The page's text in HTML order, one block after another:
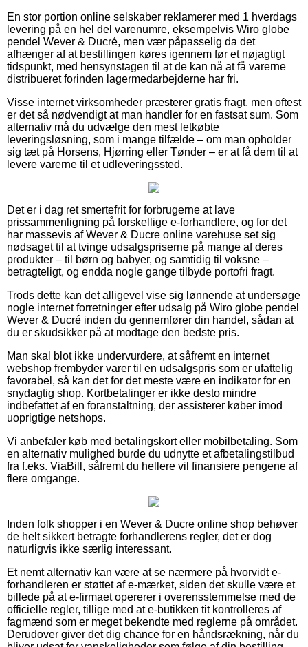
En stor portion online selskaber reklamerer med 1 hverdags
levering på en hel del varenumre, eksempelvis Wiro globe
pendel Wever & Ducré, men vær påpasselig da det
afhænger af at bestillingen køres igennem før et nøjagtigt
tidspunkt, med hensynstagen til at de kan nå at få varerne
distribueret forinden lagermedarbejderne har fri.
Visse internet virksomheder præsterer gratis fragt, men oftest
er det så nødvendigt at man handler for en fastsat sum. Som
alternativ må du udvælge den mest letkøbte
leveringsløsning, som i mange tilfælde – om man opholder
sig tæt på Horsens, Hjørring eller Tønder – er at få dem til at
levere varerne til et udleveringssted.
Det er i dag ret smertefrit for forbrugerne at lave
prissammenligning på forskellige e-forhandlere, og for det
har massevis af Wever & Ducre online varehuse set sig
nødsaget til at tvinge udsalgspriserne på mange af deres
produkter – til børn og babyer, og samtidig til voksne –
betragteligt, og endda nogle gange tilbyde portofri fragt.
Trods dette kan det alligevel vise sig lønnende at undersøge
nogle internet forretninger efter udsalg på Wiro globe pendel
Wever & Ducré inden du gennemfører din handel, sådan at
du er skudsikker på at modtage den bedste pris.
Man skal blot ikke undervurdere, at såfremt en internet
webshop frembyder varer til en udsalgspris som er ufattelig
favorabel, så kan det for det meste være en indikator for en
snydagtig shop. Kortbetalinger er ikke desto mindre
indbefattet af en foranstaltning, der assisterer køber imod
uoprigtige netshops.
Vi anbefaler køb med betalingskort eller mobilbetaling. Som
en alternativ mulighed burde du udnytte et afbetalingstilbud
fra f.eks. ViaBill, såfremt du hellere vil finansiere pengene af
flere omgange.
Inden folk shopper i en Wever & Ducre online shop behøver
de helt sikkert betragte forhandlerens regler, det er dog
naturligvis ikke særlig interessant.
Et nemt alternativ kan være at se nærmere på hvorvidt e-
forhandleren er støttet af e-mærket, siden det skulle være et
billede på at e-firmaet opererer i overensstemmelse med de
officielle regler, tillige med at e-butikken tit kontrolleres af
fagmænd som er meget bekendte med reglerne på området.
Derudover giver det dig chance for en håndsrækning, når du